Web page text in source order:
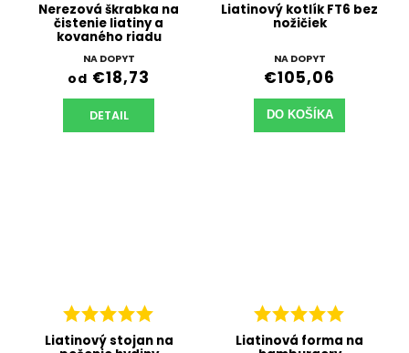
Nerezová škrabka na
čistenie liatiny a
kovaného riadu
NA DOPYT
od €18,73
DETAIL
Liatinový kotlík FT6 bez
nožičiek
NA DOPYT
€105,06
DO KOŠÍKA
Liatinový stojan na Liatinová forma na